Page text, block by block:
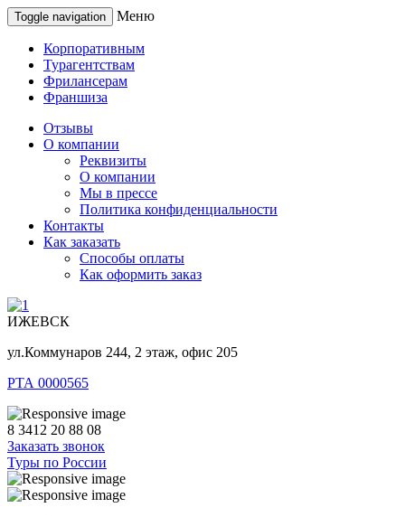
Toggle navigation Меню
Корпоративным
Турагентствам
Фрилансерам
Франшиза
Отзывы
О компании
Реквизиты
О компании
Мы в прессе
Политика конфиденциальности
Контакты
Как заказать
Способы оплаты
Как оформить заказ
ИЖЕВСК
ул.Коммунаров 244, 2 этаж, офис 205
РТА 0000565
8 3412 20 88 08
Заказать звонок
Туры по России